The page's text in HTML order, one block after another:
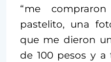
“me
pastelito, una
que me dieron
de 100 pesos y